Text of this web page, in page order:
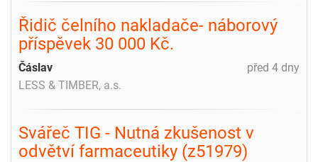
Řidič čelního nakladače- náborový
příspěvek 30 000 Kč.
před 4 dny
Čáslav
LESS & TIMBER, a.s.
Svářeč TIG - Nutná zkušenost v
odvětví farmaceutiky (z51979)